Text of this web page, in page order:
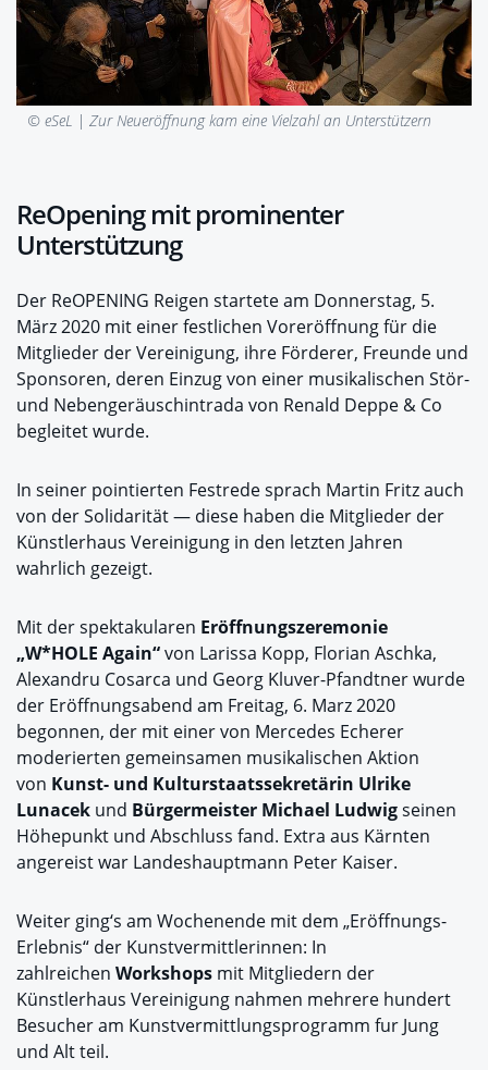
© eSeL | Zur Neueröffnung kam eine Vielzahl an Unterstützern
ReOpening mit prominenter
Unterstützung
Der ReOPENING Reigen startete am Donnerstag, 5.
März 2020 mit einer festlichen Voreröffnung für die
Mitglieder der Vereinigung, ihre Förderer, Freunde und
Sponsoren, deren Einzug von einer musikalischen Stör-
und Nebengeräuschintrada von Renald Deppe & Co
begleitet wurde.
In seiner pointierten Festrede sprach Martin Fritz auch
von der Solidarität — diese haben die Mitglieder der
Künstlerhaus Vereinigung in den letzten Jahren
wahrlich gezeigt.
Mit der spektakularen Eröffnungszeremonie
„W*HOLE Again“von Larissa Kopp, Florian Aschka,
Alexandru Cosarca und Georg Kluver-Pfandtner wurde
der Eröffnungsabend am Freitag, 6. Marz 2020
begonnen, der mit einer von Mercedes Echerer
moderierten gemeinsamen musikalischen Aktion
von Kunst- und Kulturstaatssekretärin Ulrike
Lunacek und Bürgermeister Michael Ludwigseinen
Höhepunkt und Abschluss fand. Extra aus Kärnten
angereist war Landeshauptmann Peter Kaiser.
Weiter ging‘s am Wochenende mit dem „Eröffnungs-
Erlebnis“ der Kunstvermittlerinnen: In
zahlreichen Workshops mit Mitgliedern der
Künstlerhaus Vereinigung nahmen mehrere hundert
Besucher am Kunstvermittlungsprogramm fur Jung
und Alt teil.